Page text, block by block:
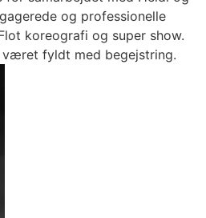
og professionelle
koreografi og super show.
fyldt med begejstring.